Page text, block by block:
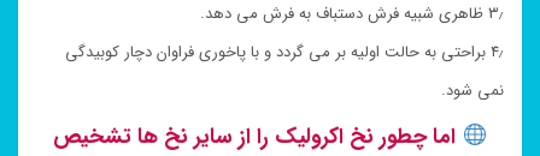
۳٫ ظاهری شبیه فرش دستباف به فرش می دهد.
۴٫ براحتی به حالت اولیه بر می گردد و با پاخوری فراوان دچار کوبیدگی
نمی شود.
اما چطور نخ اکرولیک را از سایر نخ ها تشخیص